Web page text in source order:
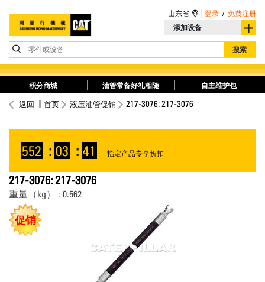
添加设备
零件或设备 搜索
山东省 登录 / 免费注册
积分商城 油管常备好礼相随 自主维护包
返回 首页 液压油管促销 217-3076: 217-3076
552 : 03 : 41 指定产品专享折扣
217-3076: 217-3076
重量（kg） : 0.562
促销